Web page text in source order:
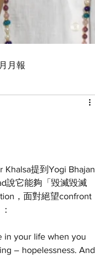
月報
Khalsa提到Yogi Bhajan
說它能夠「毀滅毀滅
，面對絕望confront
in your life when you
– hopelessness. And